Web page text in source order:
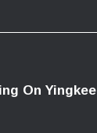
On Yingkee